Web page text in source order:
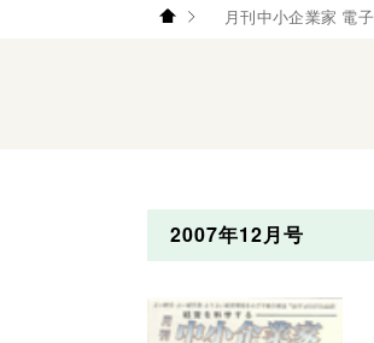
月刊中小企業家 電
2007年12月号